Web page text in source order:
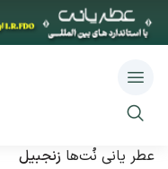
عطر یانی نُت‌ها زنجبیل